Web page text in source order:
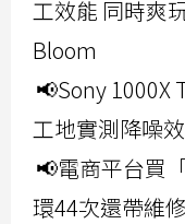
工效能 同時爽
Bloom
📢Sony 1000X
工地實測降噪
📢電商平台買
環44次還帶維